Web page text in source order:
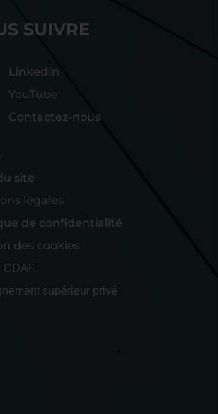
SUIVRE
LinkedIn
YouTube
Contactez-nous
site
légales
de confidentialité
des cookies
CDAF
supérieur privé